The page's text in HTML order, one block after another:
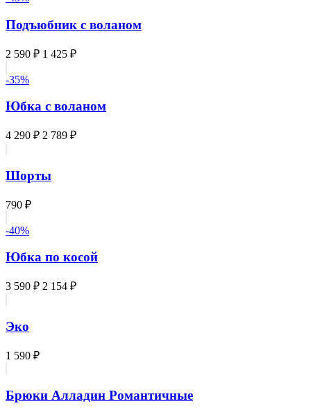
Подъюбник с воланом
2 590 ₽ 1 425 ₽
-35%
Юбка с воланом
4 290 ₽ 2 789 ₽
Шорты
790 ₽
-40%
Юбка по косой
3 590 ₽ 2 154 ₽
Эко
1 590 ₽
Брюки Алладин Романтичные